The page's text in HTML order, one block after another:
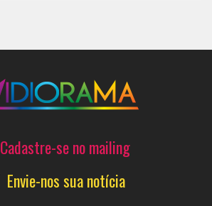
Cadastre-se no mailing
Envie-nos sua notícia